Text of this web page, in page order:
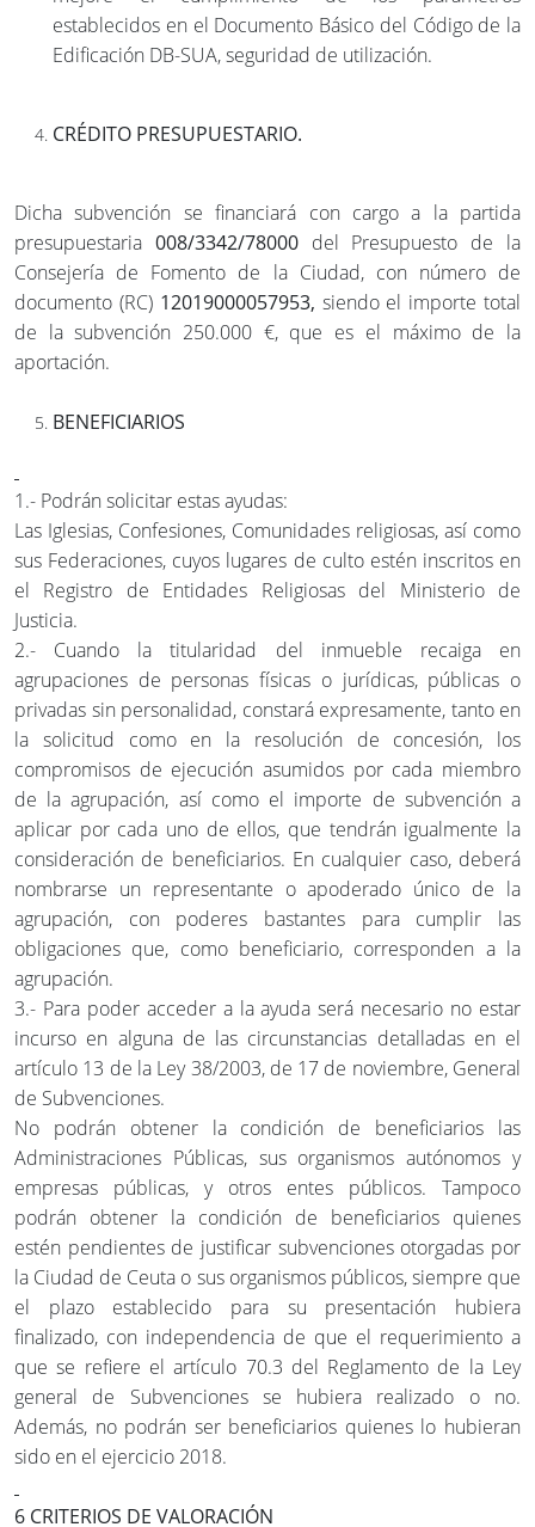
establecidos en el Documento Básico del Código de la
Edificación DB-SUA, seguridad de utilización.
CRÉDITO PRESUPUESTARIO.
Dicha subvención se financiará con cargo a la partida
presupuestaria 008/3342/78000del Presupuesto de la
Consejería de Fomento de la Ciudad, con número de
documento (RC)12019000057953, siendo el importe total
de la subvención 250.000 €, que es el máximo de la
aportación.
BENEFICIARIOS
1.- Podrán solicitar estas ayudas:
Las Iglesias, Confesiones, Comunidades religiosas, así como
sus Federaciones, cuyos lugares de culto estén inscritos en
el Registro de Entidades Religiosas del Ministerio de
Justicia.
2.- Cuando la titularidad del inmueble recaiga en
agrupaciones de personas físicas o jurídicas, públicas o
privadas sin personalidad, constará expresamente, tanto en
la solicitud como en la resolución de concesión, los
compromisos de ejecución asumidos por cada miembro
de la agrupación, así como el importe de subvención a
aplicar por cada uno de ellos, que tendrán igualmente la
consideración de beneficiarios. En cualquier caso, deberá
nombrarse un representante o apoderado único de la
agrupación, con poderes bastantes para cumplir las
obligaciones que, como beneficiario, corresponden a la
agrupación.
3.- Para poder acceder a la ayuda será necesario no estar
incurso en alguna de las circunstancias detalladas en el
artículo 13 de la Ley 38/2003, de 17 de noviembre, General
de Subvenciones.
No podrán obtener la condición de beneficiarios las
Administraciones Públicas, sus organismos autónomos y
empresas públicas, y otros entes públicos. Tampoco
podrán obtener la condición de beneficiarios quienes
estén pendientes de justificar subvenciones otorgadas por
la Ciudad de Ceuta o sus organismos públicos, siempre que
el plazo establecido para su presentación hubiera
finalizado, con independencia de que el requerimiento a
que se refiere el artículo 70.3 del Reglamento de la Ley
general de Subvenciones se hubiera realizado o no.
Además, no podrán ser beneficiarios quienes lo hubieran
sido en el ejercicio 2018.
6 CRITERIOS DE VALORACIÓN